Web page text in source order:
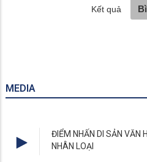
MEDIA